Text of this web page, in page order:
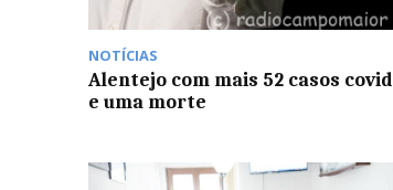
NOTÍCIAS
Alentejo com mais 52 casos covid
e uma morte